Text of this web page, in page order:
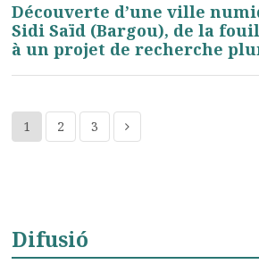
Découverte d’une ville
Sidi Saïd (Bargou), de la
à un projet de recherche
1 2 3
Difusió